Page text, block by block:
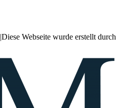
|Diese Webseite wurde erstellt durch